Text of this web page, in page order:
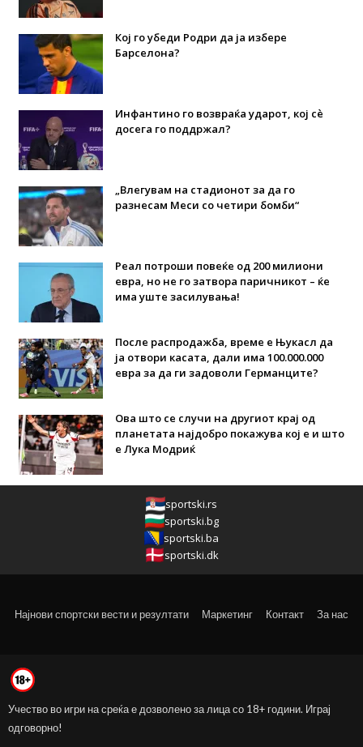
Кој го убеди Родри да ја избере
Барселона?
Инфантино го возвраќа ударот, кој сè
досега го поддржал?
„Влегувам на стадионот за да го
разнесам Меси со четири бомби“
Реал потроши повеќе од 200 милиони
евра, но не го затвора паричникот – ќе
има уште засилувања!
После распродажба, време е Њукасл да
ја отвори касата, дали има 100.000.000
евра за да ги задоволи Германците?
Ова што се случи на другиот крај од
планетата најдобро покажува кој е и што
е Лука Модриќ
sportski.rs
sportski.bg
sportski.ba
sportski.dk
Најнови спортски вести и резултати Маркетинг Контакт За нас
Учество во игри на среќа е дозволено за лица со 18+ години. Играј
одговорно!